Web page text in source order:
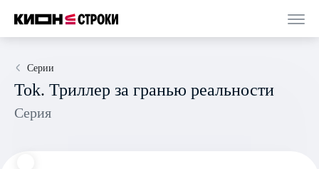
Серии
Tok. Триллер за гранью реальности
Серия